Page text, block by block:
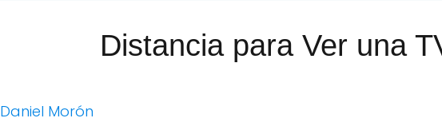
Distancia para Ver una
Daniel Morón